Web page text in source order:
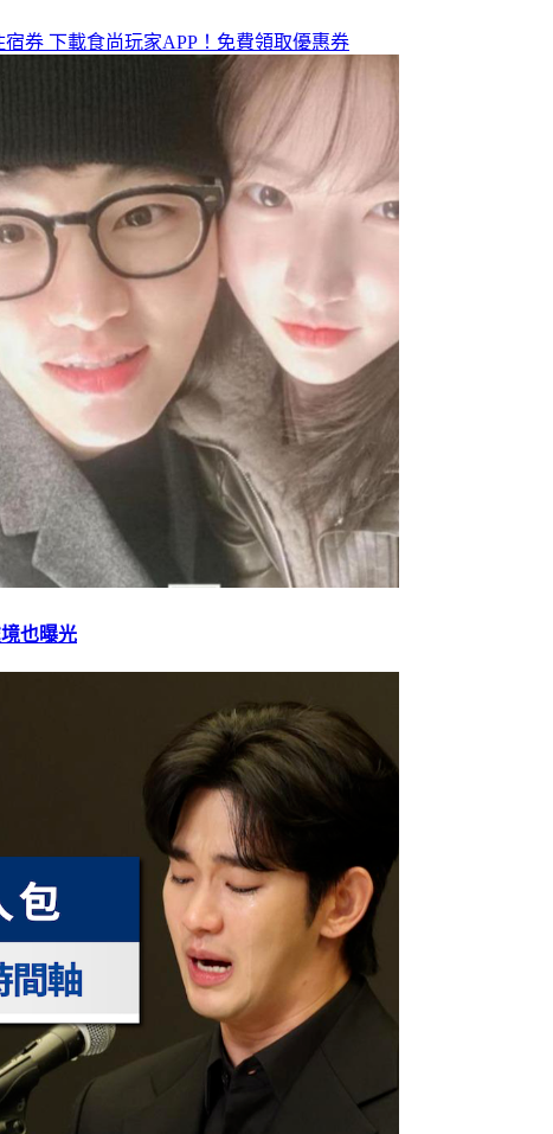
宿券 下載食尚玩家APP！免費領取優惠券
也曝光